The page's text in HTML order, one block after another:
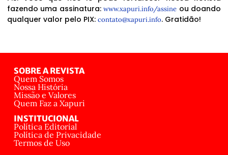
fazendo uma assinatura:www.xapuri.info/assine ou doando
qualquer valor pelo PIX: contato@xapuri.info. Gratidão!
SOBRE A REVISTA
Quem Somos
Nossa História
Missão e Valores
Quem Faz a Xapuri
INSTITUCIONAL
Política Editorial
Política de Privacidade
Termos de Uso